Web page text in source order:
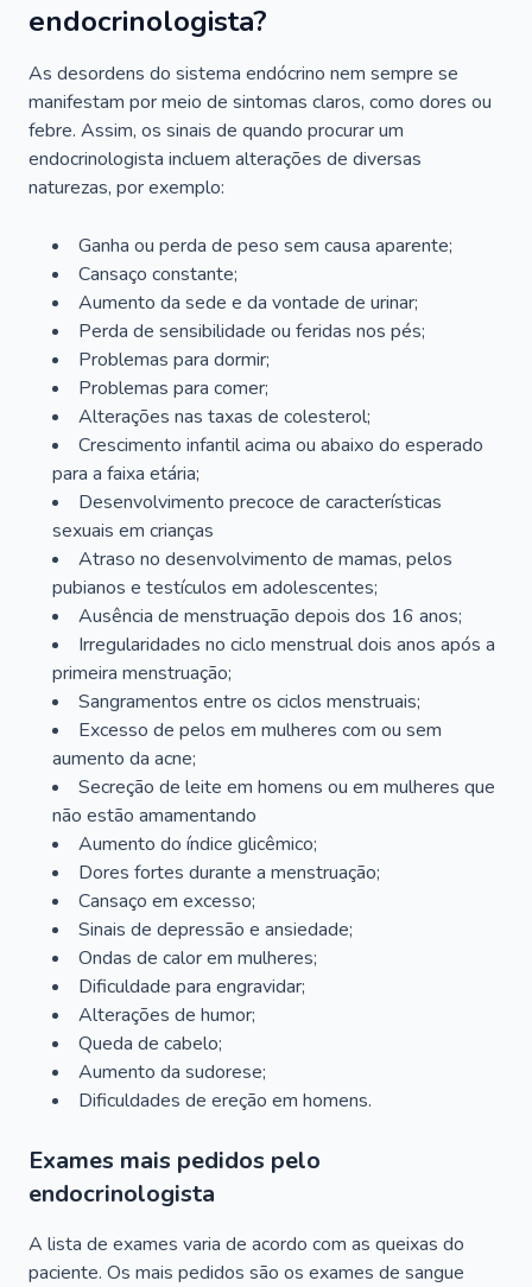
endocrinologista?
As desordens do sistema endócrino nem sempre se
manifestam por meio de sintomas claros, como dores ou
febre. Assim, os sinais de quando procurar um
endocrinologista incluem alterações de diversas
naturezas, por exemplo:
Ganha ou perda de peso sem causa aparente;
Cansaço constante;
Aumento da sede e da vontade de urinar;
Perda de sensibilidade ou feridas nos pés;
Problemas para dormir;
Problemas para comer;
Alterações nas taxas de colesterol;
Crescimento infantil acima ou abaixo do esperado
para a faixa etária;
Desenvolvimento precoce de características
sexuais em crianças
Atraso no desenvolvimento de mamas, pelos
pubianos e testículos em adolescentes;
Ausência de menstruação depois dos 16 anos;
Irregularidades no ciclo menstrual dois anos após a
primeira menstruação;
Sangramentos entre os ciclos menstruais;
Excesso de pelos em mulheres com ou sem
aumento da acne;
Secreção de leite em homens ou em mulheres que
não estão amamentando
Aumento do índice glicêmico;
Dores fortes durante a menstruação;
Cansaço em excesso;
Sinais de depressão e ansiedade;
Ondas de calor em mulheres;
Dificuldade para engravidar;
Alterações de humor;
Queda de cabelo;
Aumento da sudorese;
Dificuldades de ereção em homens.
Exames mais pedidos pelo
endocrinologista
A lista de exames varia de acordo com as queixas do
paciente. Os mais pedidos são os exames de sangue